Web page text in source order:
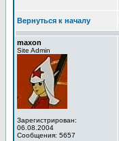
Вернуться к началу
maxon
Site Admin
Зарегистрирован:
06.08.2004
Сообщения: 5657